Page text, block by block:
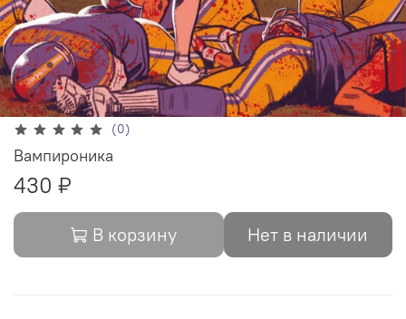
(0)
Вампироника
430 ₽
В корзину Нет в наличии